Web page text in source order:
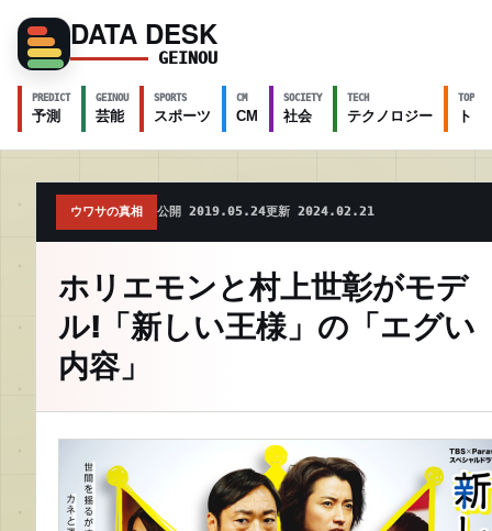
DATA DESK
GEINOU
PREDICT
予測
GEINOU
芸能
SPORTS
スポーツ
CM
CM
SOCIETY
社会
TECH
テクノロジー
TOPICS
ト
ウワサの真相 公開 2019.05.24更新 2024.02.21
ホリエモンと村上世彰がモデ
ル!「新しい王様」の「エグい
内容」